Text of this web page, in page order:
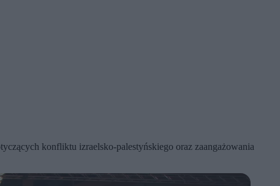
konfliktu izraelsko-palestyńskiego oraz zaangażowania